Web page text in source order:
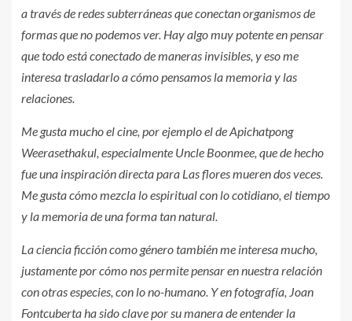
a través de redes subterráneas que conectan organismos de
formas que no podemos ver. Hay algo muy potente en pensar
que todo está conectado de maneras invisibles, y eso me
interesa trasladarlo a cómo pensamos la memoria y las
relaciones.
Me gusta mucho el cine, por ejemplo el de Apichatpong
Weerasethakul, especialmente Uncle Boonmee, que de hecho
fue una inspiración directa para Las flores mueren dos veces.
Me gusta cómo mezcla lo espiritual con lo cotidiano, el tiempo
y la memoria de una forma tan natural.
La ciencia ficción como género también me interesa mucho,
justamente por cómo nos permite pensar en nuestra relación
con otras especies, con lo no-humano. Y en fotografía, Joan
Fontcuberta ha sido clave por su manera de entender la